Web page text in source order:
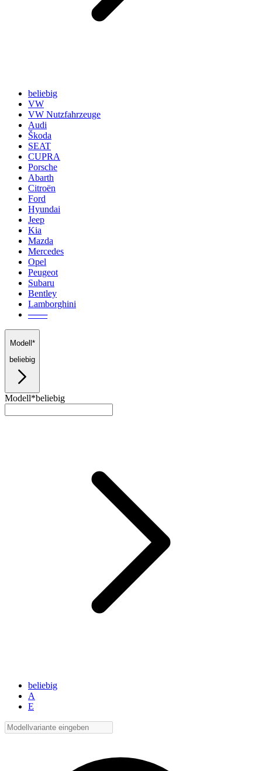
beliebig
VW
VW Nutzfahrzeuge
Audi
Škoda
SEAT
CUPRA
Porsche
Abarth
Citroën
Ford
Hyundai
Jeep
Kia
Mazda
Mercedes
Opel
Peugeot
Subaru
Bentley
Lamborghini
───
Modell*
beliebig
Modell*beliebig
beliebig
A
E